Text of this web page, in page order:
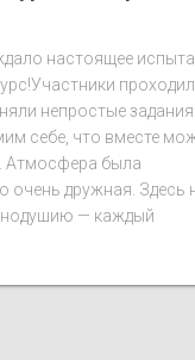
настоящее
непростые задания
себе, что вместе
Атмосфера была
очень дружная. Здесь
— каждый